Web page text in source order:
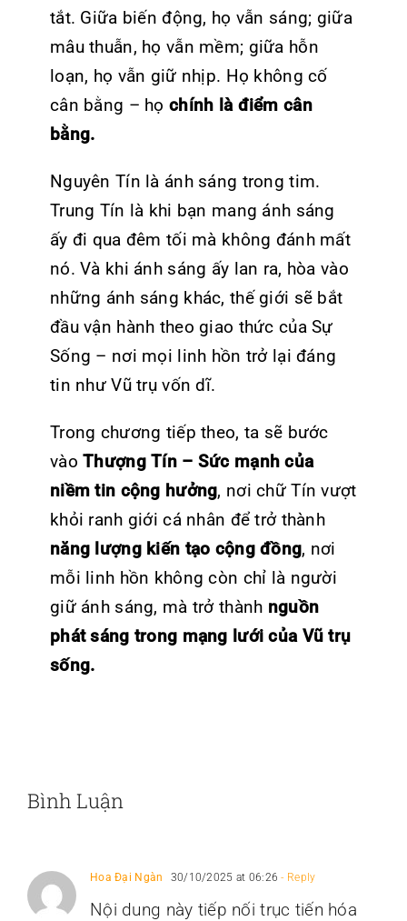
tắt. Giữa biến động, họ vẫn sáng; giữa
mâu thuẫn, họ vẫn mềm; giữa hỗn
loạn, họ vẫn giữ nhịp. Họ không cố
cân bằng – họ chính là điểm cân
bằng.
Nguyên Tín là ánh sáng trong tim.
Trung Tín là khi bạn mang ánh sáng
ấy đi qua đêm tối mà không đánh mất
nó. Và khi ánh sáng ấy lan ra, hòa vào
những ánh sáng khác, thế giới sẽ bắt
đầu vận hành theo giao thức của Sự
Sống – nơi mọi linh hồn trở lại đáng
tin như Vũ trụ vốn dĩ.
Trong chương tiếp theo, ta sẽ bước
vàoThượng Tín – Sức mạnh của
niềm tin cộng hưởng, nơi chữ Tín vượt
khỏi ranh giới cá nhân để trở thành
năng lượng kiến tạo cộng đồng, nơi
mỗi linh hồn không còn chỉ là người
giữ ánh sáng, mà trở thành nguồn
phát sáng trong mạng lưới của Vũ trụ
sống.
Bình Luận
Hoa Đại Ngàn 30/10/2025 at 06:26 - Reply
Nội dung này tiếp nối trục tiến hóa